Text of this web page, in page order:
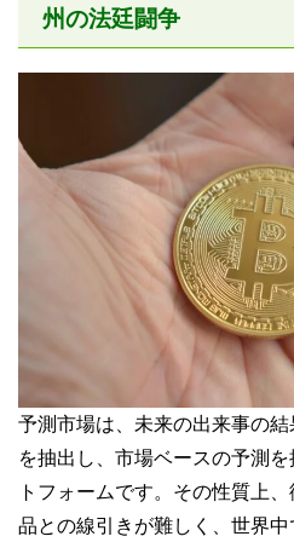
州の法廷闘争
予測市場は、未来の出来事の
を抽出し、市場ベースの予測
トフォームです。その性質上
品との線引きが難しく、世界